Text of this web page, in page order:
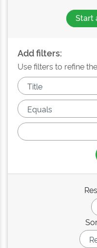
Start
Add filters:
Use filters to refine